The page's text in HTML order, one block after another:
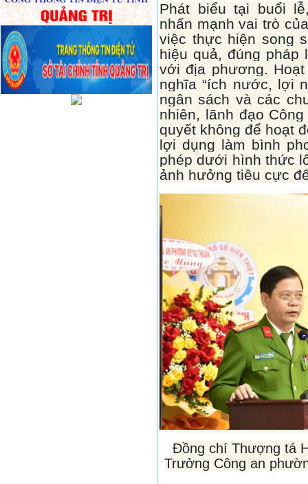
Phát biểu tại buổi
nhấn mạnh vai trò
việc thực hiện song
hiệu quả, đúng pháp
với địa phương.
nghĩa “ích nước, lợi
ngân sách và các
nhiên, lãnh đạo
quyết không để hoạt
lợi dụng làm bình
phép dưới hình thức
ảnh hưởng tiêu cực
Đồng chí Thượng tá
Trưởng Công an